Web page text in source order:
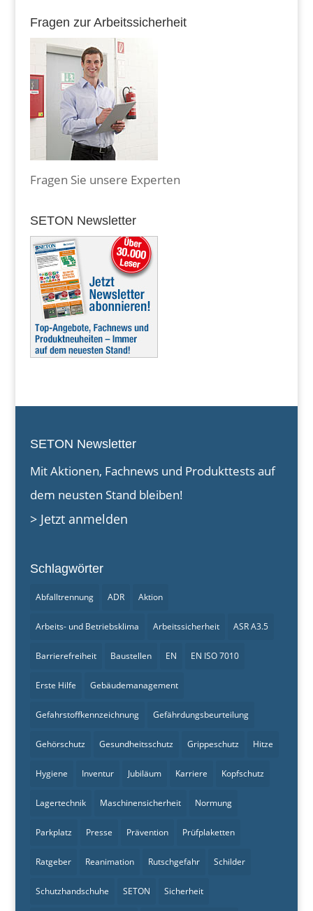
Fragen zur Arbeitssicherheit
Fragen Sie unsere Experten
SETON Newsletter
SETON Newsletter
Mit Aktionen, Fachnews und Produkttests auf
dem neusten Stand bleiben!
> Jetzt anmelden
Schlagwörter
Abfalltrennung ADR Aktion
Arbeits- und Betriebsklima Arbeitssicherheit ASR A3.5
Barrierefreiheit Baustellen EN EN ISO 7010
Erste Hilfe Gebäudemanagement
Gefahrstoffkennzeichnung Gefährdungsbeurteilung
Gehörschutz Gesundheitsschutz Grippeschutz Hitze
Hygiene Inventur Jubiläum Karriere Kopfschutz
Lagertechnik Maschinensicherheit Normung
Parkplatz Presse Prävention Prüfplaketten
Ratgeber Reanimation Rutschgefahr Schilder
Schutzhandschuhe SETON Sicherheit